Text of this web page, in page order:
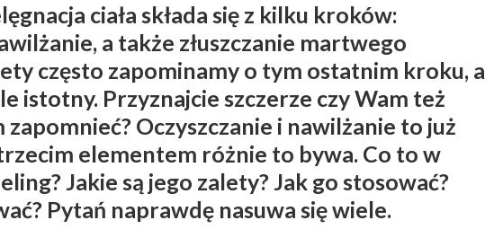
ciała składa się z kilku kroków:
a także złuszczanie martwego
często zapominamy o tym ostatnim kroku, a
istotny. Przyznajcie szczerze czy Wam też
zapomnieć? Oczyszczanie i nawilżanie to już
elementem różnie to bywa. Co to w
Jakie są jego zalety? Jak go stosować?
Pytań naprawdę nasuwa się wiele.